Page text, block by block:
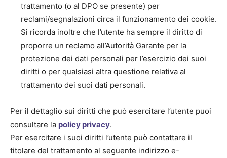
trattamento (o al DPO se presente) per
reclami/segnalazioni circa il funzionamento dei cookie.
Si ricorda inoltre che l’utente ha sempre il diritto di
proporre un reclamo all’Autorità Garante per la
protezione dei dati personali per l’esercizio dei suoi
diritti o per qualsiasi altra questione relativa al
trattamento dei suoi dati personali.
Per il dettaglio sui diritti che può esercitare l’utente puoi
consultare la policy privacy.
Per esercitare i suoi diritti l’utente può contattare il
titolare del trattamento al seguente indirizzo e-